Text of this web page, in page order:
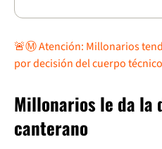
🚨Ⓜ️ Atención: Millonarios
por decisión del cuerpo técnico
Millonarios le da la
canterano